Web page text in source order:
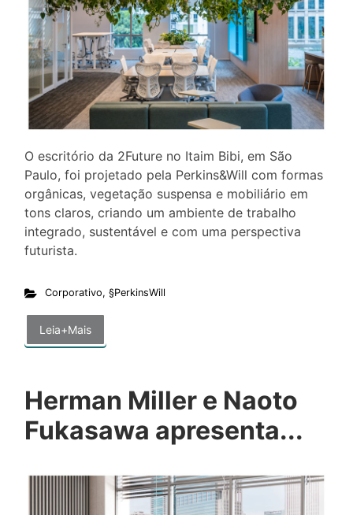
O escritório da 2Future no Itaim Bibi, em São
Paulo, foi projetado pela Perkins&Will com formas
orgânicas, vegetação suspensa e mobiliário em
tons claros, criando um ambiente de trabalho
integrado, sustentável e com uma perspectiva
futurista.
Corporativo, §PerkinsWill
Leia+Mais
Herman Miller e Naoto
Fukasawa apresenta...